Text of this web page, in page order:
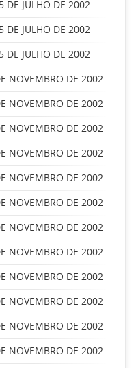
DE JULHO DE 2002
DE JULHO DE 2002
DE JULHO DE 2002
NOVEMBRO DE 2002
NOVEMBRO DE 2002
NOVEMBRO DE 2002
NOVEMBRO DE 2002
NOVEMBRO DE 2002
NOVEMBRO DE 2002
NOVEMBRO DE 2002
NOVEMBRO DE 2002
NOVEMBRO DE 2002
NOVEMBRO DE 2002
NOVEMBRO DE 2002
NOVEMBRO DE 2002